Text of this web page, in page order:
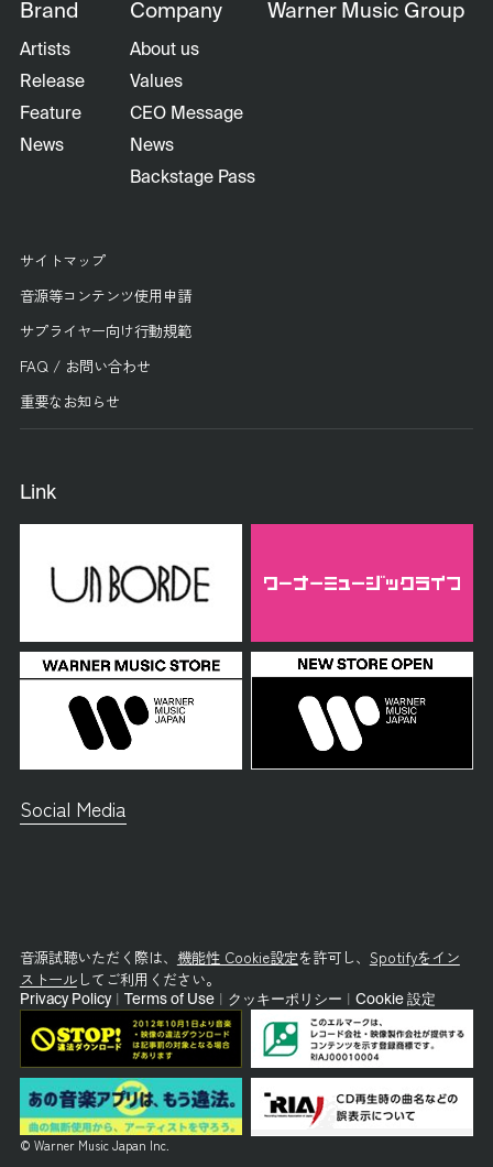
Brand
Artists
Release
Feature
News
Company
About us
Values
CEO Message
News
Backstage Pass
Warner Music Group
サイトマップ
音源等コンテンツ使用申請
サプライヤー向け行動規範
FAQ / お問い合わせ
重要なお知らせ
Link
Social Media
音源試聴いただく際は、 機能性 Cookie設定を許可し、 Spotifyをイン
ストールしてご利用ください。
Privacy Policy Terms of Use クッキーポリシー Cookie 設定
© Warner Music Japan Inc.